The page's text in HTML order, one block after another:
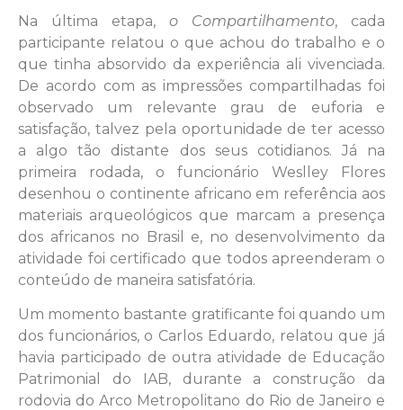
Na última etapa, o Compartilhamento, cada
participante relatou o que achou do trabalho e o
que tinha absorvido da experiência ali vivenciada.
De acordo com as impressões compartilhadas foi
observado um relevante grau de euforia e
satisfação, talvez pela oportunidade de ter acesso
a algo tão distante dos seus cotidianos. Já na
primeira rodada, o funcionário Weslley Flores
desenhou o continente africano em referência aos
materiais arqueológicos que marcam a presença
dos africanos no Brasil e, no desenvolvimento da
atividade foi certificado que todos apreenderam o
conteúdo de maneira satisfatória.
Um momento bastante gratificante foi quando um
dos funcionários, o Carlos Eduardo, relatou que já
havia participado de outra atividade de Educação
Patrimonial do IAB, durante a construção da
rodovia do Arco Metropolitano do Rio de Janeiro e